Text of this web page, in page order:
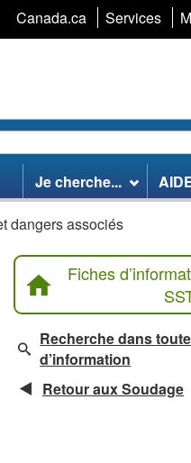
Canada.ca Services
Je cherche...
dangers associés
Fiches
Recherche dans
d’information
Retour aux Soudage